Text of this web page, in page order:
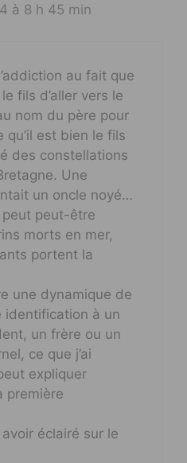
à 8 h 45 min
au fait que
fils d’aller vers le
nom du père pour
qu’il est bien le fils
des constellations
Une
un oncle noyé…
peut peut-être
morts en mer,
portent la
une dynamique de
identification à un
un frère ou un
ce que j’ai
expliquer
première
éclairé sur le